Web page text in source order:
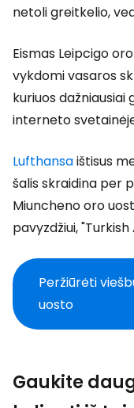
netoli greitkelio,
Eismas Leipcigo
vykdomi vasaros
kuriuos
interneto
Lufthansaištisus
šalis skraidina per
Miuncheno oro
pavyzdžiui,
Peržiūrėti
uosto
Gaukite